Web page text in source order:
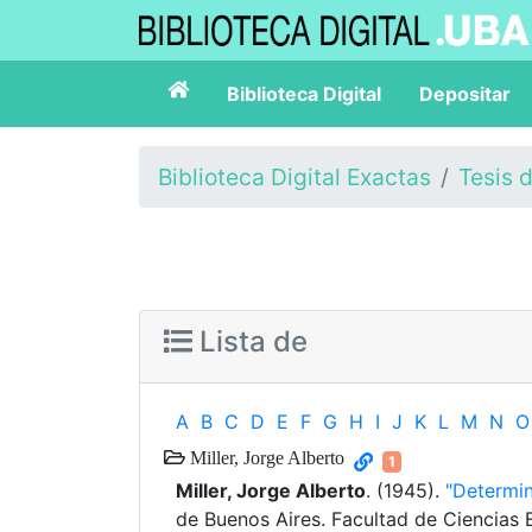
Biblioteca Digital Depositar
Biblioteca Digital Exactas Tesis
Lista de
A B C D E F G H I J K L M N O
Miller, Jorge Alberto 1
Miller, Jorge Alberto. (1945).
de Buenos Aires. Facultad de Ciencias